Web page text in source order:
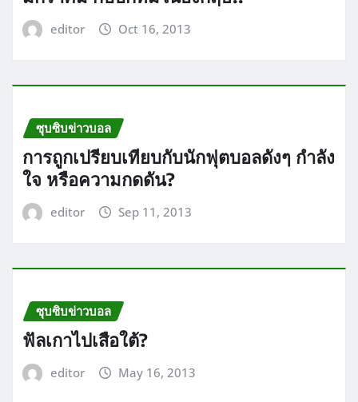
editor Oct 16, 2013
ซุบซิบข่าวบอล
การถูกเปรียบเทียบกับนักฟุตบอลดังๆ กำลัง
ใจ หรือความกดดัน?
editor Sep 11, 2013
ซุบซิบข่าวบอล
ฟัลเกาไปเสือใต้?
editor May 16, 2013